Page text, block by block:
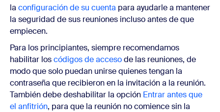
la configuración de su cuenta para ayudarle a mantener
la seguridad de sus reuniones incluso antes de que
empiecen.
Para los principiantes, siempre recomendamos
habilitar loscódigos de accesode las reuniones, de
modo que solo puedan unirse quienes tengan la
contraseña que recibieron en la invitación a la reunión.
También debe deshabilitar la opción Entrar antes que
el anfitrión, para que la reunión no comience sin la